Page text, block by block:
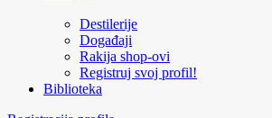
Destilerije
Događaji
Rakija shop-ovi
Registruj svoj profil!
Biblioteka